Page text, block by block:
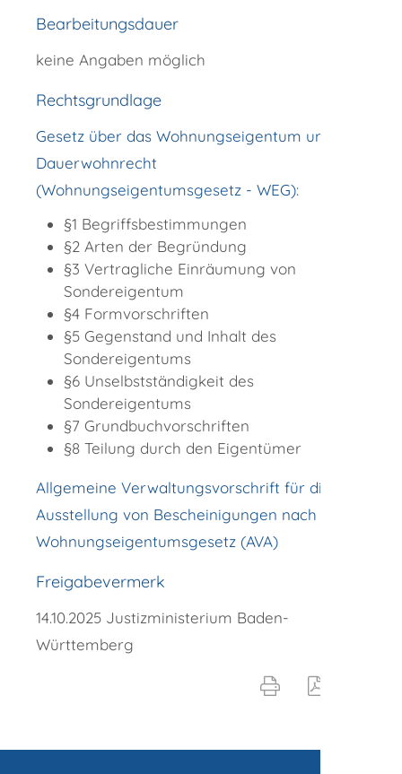
Bearbeitungsdauer
keine Angaben möglich
Rechtsgrundlage
Gesetz über das Wohnungseigentum und das
Dauerwohnrecht
(Wohnungseigentumsgesetz - WEG):
§1 Begriffsbestimmungen
§2 Arten der Begründung
§3 Vertragliche Einräumung von
Sondereigentum
§4 Formvorschriften
§5 Gegenstand und Inhalt des
Sondereigentums
§6 Unselbstständigkeit des
Sondereigentums
§7 Grundbuchvorschriften
§8 Teilung durch den Eigentümer
Allgemeine Verwaltungsvorschrift für die
Ausstellung von Bescheinigungen nach dem
Wohnungseigentumsgesetz (AVA)
Freigabevermerk
14.10.2025 Justizministerium Baden-
Württemberg